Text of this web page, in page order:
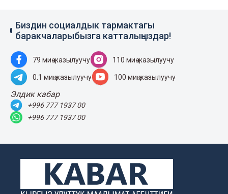
Биздин социалдык тармактагы
баракчаларыбызга катталыңыздар!
79 миң жазылуучу 110 миң жазылуучу
0.1 миң жазылуучу 100 миң жазылуучу
Элдик кабар
+996 777 1937 00
+996 777 1937 00